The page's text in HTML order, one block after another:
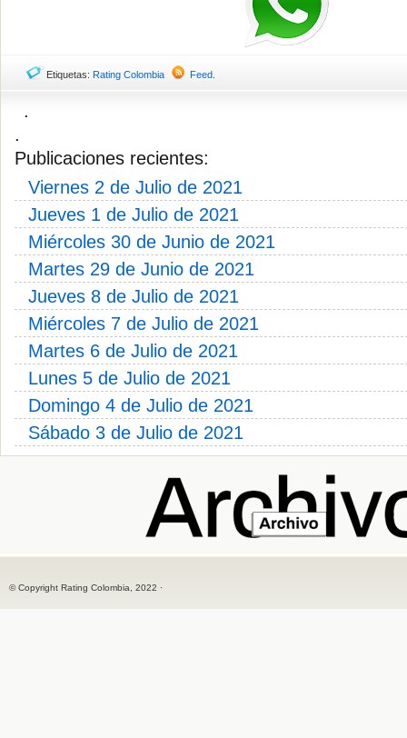
Etiquetas: Rating Colombia Feed
.
.
Publicaciones recientes:
Viernes 2 de Julio de 2021
Jueves 1 de Julio de 2021
Miércoles 30 de Junio de 2021
Martes 29 de Junio de 2021
Jueves 8 de Julio de 2021
Miércoles 7 de Julio de 2021
Martes 6 de Julio de 2021
Lunes 5 de Julio de 2021
Domingo 4 de Julio de 2021
Sábado 3 de Julio de 2021
© Copyright Rating Colombia, 2022 ·